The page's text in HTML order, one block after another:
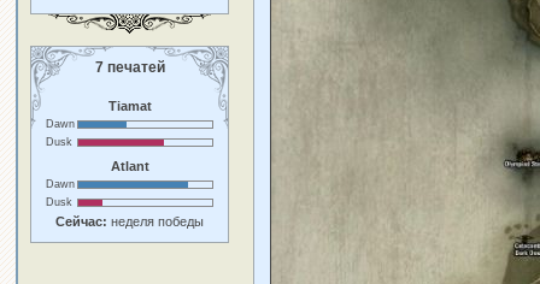
7 печатей
Tiamat
Dawn
Dusk
Atlant
Dawn
Dusk
Сейчас: неделя победы